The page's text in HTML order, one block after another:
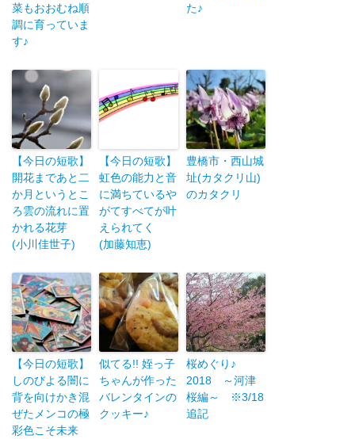
菜もおおむね順
調に育っていま
す♪
た♪
【今日の短歌】
開花まであと二
か月というとこ
ろ雲の流れに置
かれる花芽
(小川佳世子)
【今日の短歌】
虹色の能力と音
に満ちているや
がてすべてが叶
えられてく
(加藤知恵)
豊橋市・西山城
址(カタクリ山)
のカタクリ
【今日の短歌】
しのびよる闇に
背を向けかき混
ぜたメンコの極
彩色こそ未来
似てる!! 姪っ子
ちゃんが作った
バレンタインの
クッキー♪
桜めぐり♪
2018 ～河津
桜編～ ※3/18
追記